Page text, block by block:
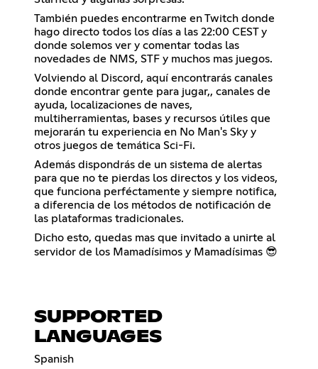
También puedes encontrarme en Twitch donde
hago directo todos los días a las 22:00 CEST y
donde solemos ver y comentar todas las
novedades de NMS, STF y muchos mas juegos.
Volviendo al Discord, aquí encontrarás canales
donde encontrar gente para jugar,, canales de
ayuda, localizaciones de naves,
multiherramientas, bases y recursos útiles que
mejorarán tu experiencia en No Man's Sky y
otros juegos de temática Sci-Fi.
Además dispondrás de un sistema de alertas
para que no te pierdas los directos y los videos,
que funciona perféctamente y siempre notifica,
a diferencia de los métodos de notificación de
las plataformas tradicionales.
Dicho esto, quedas mas que invitado a unirte al
servidor de los Mamadísimos y Mamadísimas 😎
SUPPORTED
LANGUAGES
Spanish